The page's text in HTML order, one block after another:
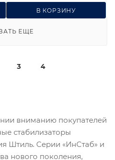
В КОРЗИНУ
ЕЩЕ
3 4
вниманию покупателей
стабилизаторы
Штиль. Серии «ИнСтаб» и
нового поколения,